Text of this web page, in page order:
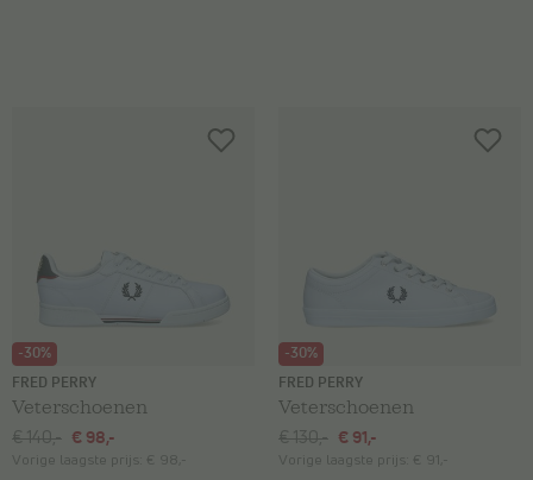
-30%
FRED PERRY
Veterschoenen
€ 140,- € 98,-
Vorige laagste prijs: € 98,-
-30%
FRED PERRY
Veterschoenen
€ 130,- € 91,-
Vorige laagste prijs: € 91,-